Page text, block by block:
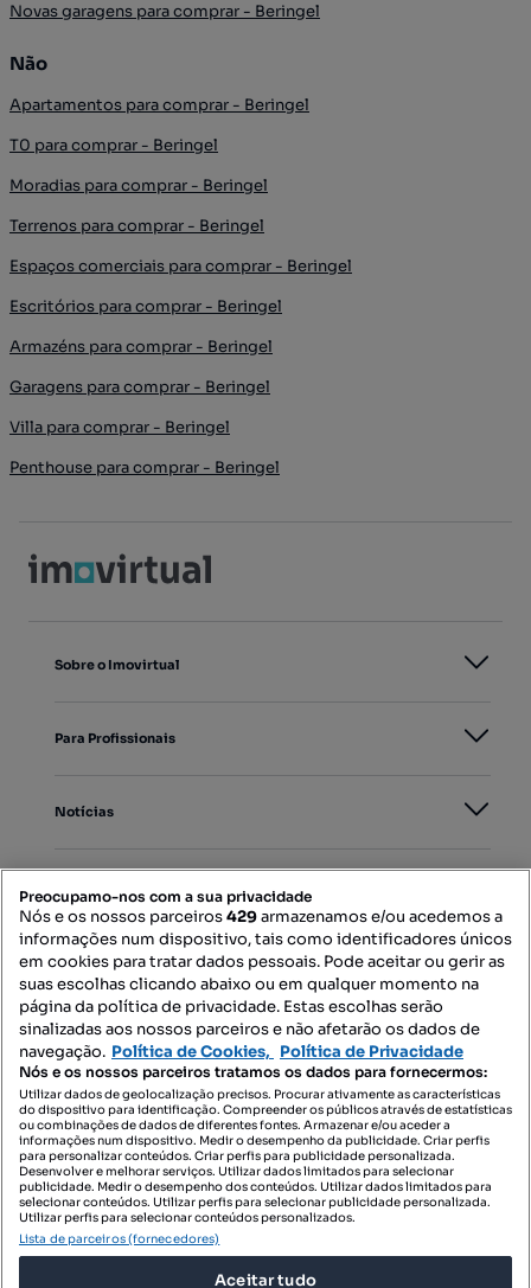
Novas garagens para comprar - Beringel
Não
Apartamentos para comprar - Beringel
T0 para comprar - Beringel
Moradias para comprar - Beringel
Terrenos para comprar - Beringel
Espaços comerciais para comprar - Beringel
Escritórios para comprar - Beringel
Armazéns para comprar - Beringel
Garagens para comprar - Beringel
Villa para comprar - Beringel
Penthouse para comprar - Beringel
Sobre o Imovirtual
Para Profissionais
Notícias
Mapa do Site
Contacte-nos
SIGA-NOS:
DESCARREGAR NA:
Preocupamo-nos com a sua privacidade
Nós e os nossos parceiros429armazenamos e/ou acedemos a
informações num dispositivo, tais como identificadores únicos
em cookies para tratar dados pessoais. Pode aceitar ou gerir as
suas escolhas clicando abaixo ou em qualquer momento na
página da política de privacidade. Estas escolhas serão
sinalizadas aos nossos parceiros e não afetarão os dados de
navegação. Política de Cookies, Política de Privacidade
Nós e os nossos parceiros tratamos os dados para fornecermos:
Utilizar dados de geolocalização precisos. Procurar ativamente as características
do dispositivo para identificação. Compreender os públicos através de estatísticas
ou combinações de dados de diferentes fontes. Armazenar e/ou aceder a
informações num dispositivo. Medir o desempenho da publicidade. Criar perfis
para personalizar conteúdos. Criar perfis para publicidade personalizada.
Desenvolver e melhorar serviços. Utilizar dados limitados para selecionar
publicidade. Medir o desempenho dos conteúdos. Utilizar dados limitados para
selecionar conteúdos. Utilizar perfis para selecionar publicidade personalizada.
Utilizar perfis para selecionar conteúdos personalizados.
Lista de parceiros (fornecedores)
Aceitar tudo